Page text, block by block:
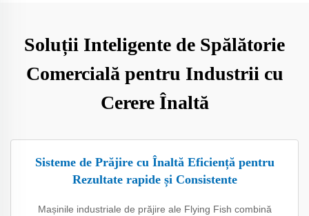
Soluții Inteligente de Spălătorie
Comercială pentru Industrii cu
Cerere Înaltă
Sisteme de Prăjire cu Înaltă Eficiență pentru
Rezultate rapide și Consistente
Mașinile industriale de prăjire ale Flying Fish combină